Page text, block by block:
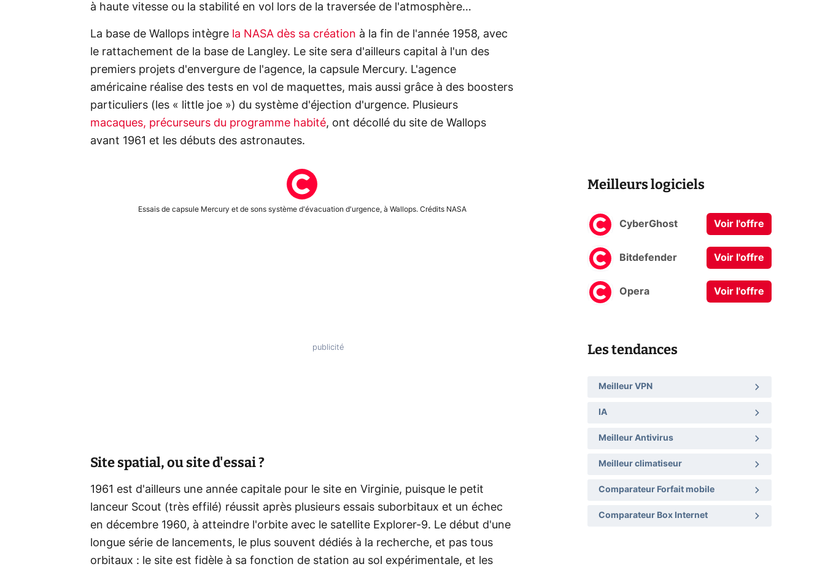
à haute vitesse ou la stabilité en vol lors de la traversée de l'atmosphère…
La base de Wallops intègre la NASA dès sa création à la fin de l'année 1958, avec
le rattachement de la base de Langley. Le site sera d'ailleurs capital à l'un des
premiers projets d'envergure de l'agence, la capsule Mercury. L'agence
américaine réalise des tests en vol de maquettes, mais aussi grâce à des boosters
particuliers (les « little joe ») du système d'éjection d'urgence. Plusieurs
macaques, précurseurs du programme habité, ont décollé du site de Wallops
avant 1961 et les débuts des astronautes.
Essais de capsule Mercury et de sons système d'évacuation d'urgence, à Wallops. Crédits NASA
Site spatial, ou site d'essai ?
1961 est d'ailleurs une année capitale pour le site en Virginie, puisque le petit
lanceur Scout (très effilé) réussit après plusieurs essais suborbitaux et un échec
en décembre 1960, à atteindre l'orbite avec le satellite Explorer-9. Le début d'une
longue série de lancements, le plus souvent dédiés à la recherche, et pas tous
orbitaux : le site est fidèle à sa fonction de station au sol expérimentale, et les
Meilleurs logiciels
CyberGhost Voir l'offre
Bitdefender Voir l'offre
Opera Voir l'offre
Les tendances
Meilleur VPN
IA
Meilleur Antivirus
Meilleur climatiseur
Comparateur Forfait mobile
Comparateur Box Internet